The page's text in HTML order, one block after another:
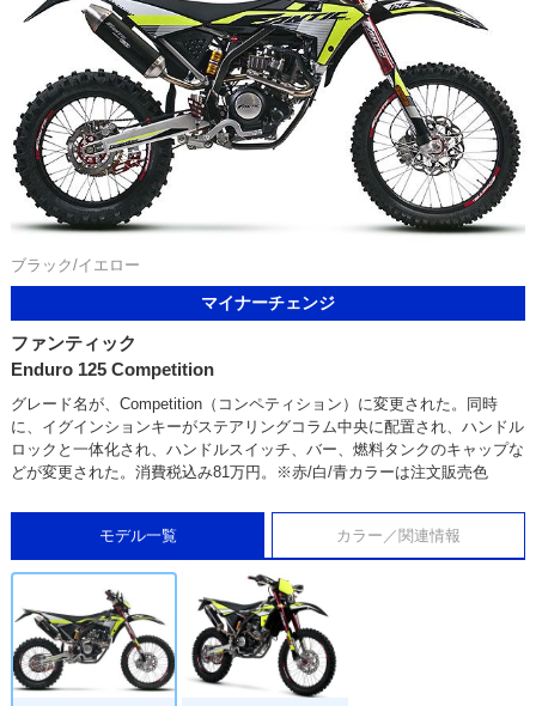
ブラック/イエロー
マイナーチェンジ
ファンティック
Enduro 125 Competition
グレード名が、Competition（コンペティション）に変更された。同時
に、イグインションキーがステアリングコラム中央に配置され、ハンドル
ロックと一体化され、ハンドルスイッチ、バー、燃料タンクのキャップな
どが変更された。消費税込み81万円。※赤/白/青カラーは注文販売色
モデル一覧 カラー／関連情報